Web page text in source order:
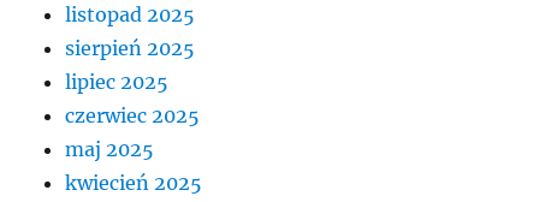
listopad 2025
sierpień 2025
lipiec 2025
czerwiec 2025
maj 2025
kwiecień 2025